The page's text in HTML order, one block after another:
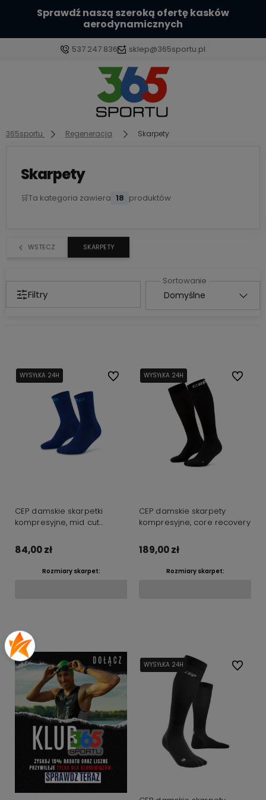
Sprawdź naszą szeroką ofertę kasków
aerodynamicznych
537 247 836 sklep@365sportu.pl
Zaloguj się
Załóż konto
Wybierz coś dla siebie z naszej aktualnej oferty lub
365sportu Regeneracja Skarpety
Skarpety
🛒Ta kategoria zawiera 18 produktów
WSTECZ SKARPETY
Filtry
WYSYŁKA 24H
WYSYŁKA 24H
CEP damskie skarpetki
kompresyjne, mid cut
84,00 zł
Rozmiary skarpet:
Do ulubionychWYSYŁKA 24H
WYSYŁKA 24H
CEP damskie skarpety
kompresyjne, core recovery
189,00 zł
Rozmiary skarpet:
Do
WYSYŁKA 24H
WYSYŁKA 24H Do